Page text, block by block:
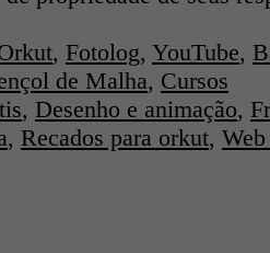
, Fotolog, YouTube,
de Malha, Cursos
, Desenho e animação,
, Recados para orkut,